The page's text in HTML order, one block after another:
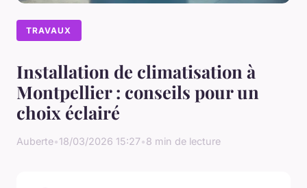
TRAVAUX
Installation de climatisation à
Montpellier : conseils pour un
choix éclairé
Auberte•18/03/2026 15:27•8 min de lecture